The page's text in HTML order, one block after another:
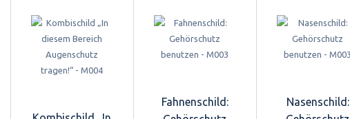
Fahnenschild:
Nasenschild: